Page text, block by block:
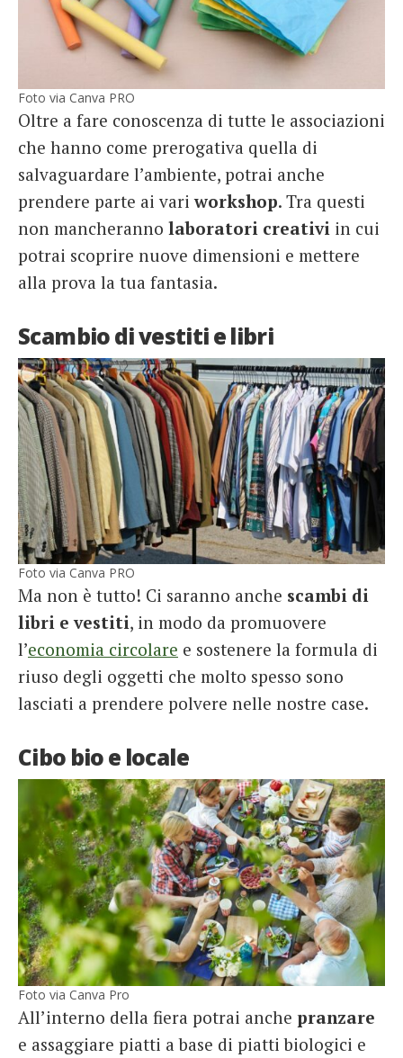
Foto via Canva PRO
Oltre a fare conoscenza di tutte le associazioni
che hanno come prerogativa quella di
salvaguardare l’ambiente, potrai anche
prendere parte ai variworkshop. Tra questi
non mancheranno laboratori creativi in cui
potrai scoprire nuove dimensioni e mettere
alla prova la tua fantasia.
Scambio di vestiti e libri
Foto via Canva PRO
Ma non è tutto! Ci saranno anche scambi di
libri e vestiti, in modo da promuovere
l’economia circolare e sostenere la formula di
riuso degli oggetti che molto spesso sono
lasciati a prendere polvere nelle nostre case.
Cibo bio e locale
Foto via Canva Pro
All’interno della fiera potrai anche pranzare
e assaggiare piatti a base di piatti biologici e